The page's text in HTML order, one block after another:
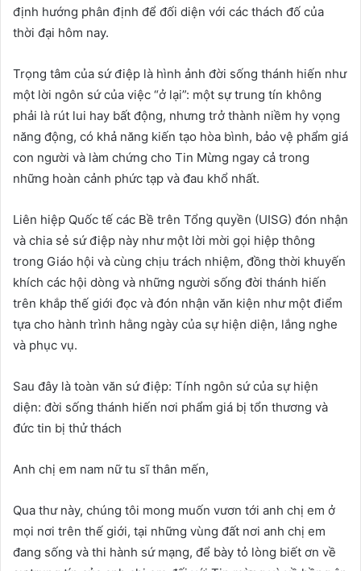
định hướng phân định để đối diện với các thách đố của
thời đại hôm nay.
Trọng tâm của sứ điệp là hình ảnh đời sống thánh hiến như
một lời ngôn sứ của việc “ở lại”: một sự trung tín không
phải là rút lui hay bất động, nhưng trở thành niềm hy vọng
năng động, có khả năng kiến tạo hòa bình, bảo vệ phẩm giá
con người và làm chứng cho Tin Mừng ngay cả trong
những hoàn cảnh phức tạp và đau khổ nhất.
Liên hiệp Quốc tế các Bề trên Tổng quyền (UISG) đón nhận
và chia sẻ sứ điệp này như một lời mời gọi hiệp thông
trong Giáo hội và cùng chịu trách nhiệm, đồng thời khuyến
khích các hội dòng và những người sống đời thánh hiến
trên khắp thế giới đọc và đón nhận văn kiện như một điểm
tựa cho hành trình hằng ngày của sự hiện diện, lắng nghe
và phục vụ.
Sau đây là toàn văn sứ điệp: Tính ngôn sứ của sự hiện
diện: đời sống thánh hiến nơi phẩm giá bị tổn thương và
đức tin bị thử thách
Anh chị em nam nữ tu sĩ thân mến,
Qua thư này, chúng tôi mong muốn vươn tới anh chị em ở
mọi nơi trên thế giới, tại những vùng đất nơi anh chị em
đang sống và thi hành sứ mạng, để bày tỏ lòng biết ơn về